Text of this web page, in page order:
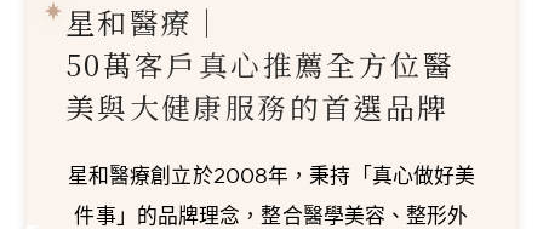
星和醫療｜
50萬客戶真心推薦全方位醫
美與大健康服務的首選品牌
星和醫療創立於2008年，秉持「真心做好美
件事」的品牌理念，整合醫學美容、整形外